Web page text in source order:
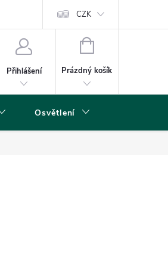
CZK
Přihlášení
NÁKUPNÍ
Prázdný košík
Osvětlení